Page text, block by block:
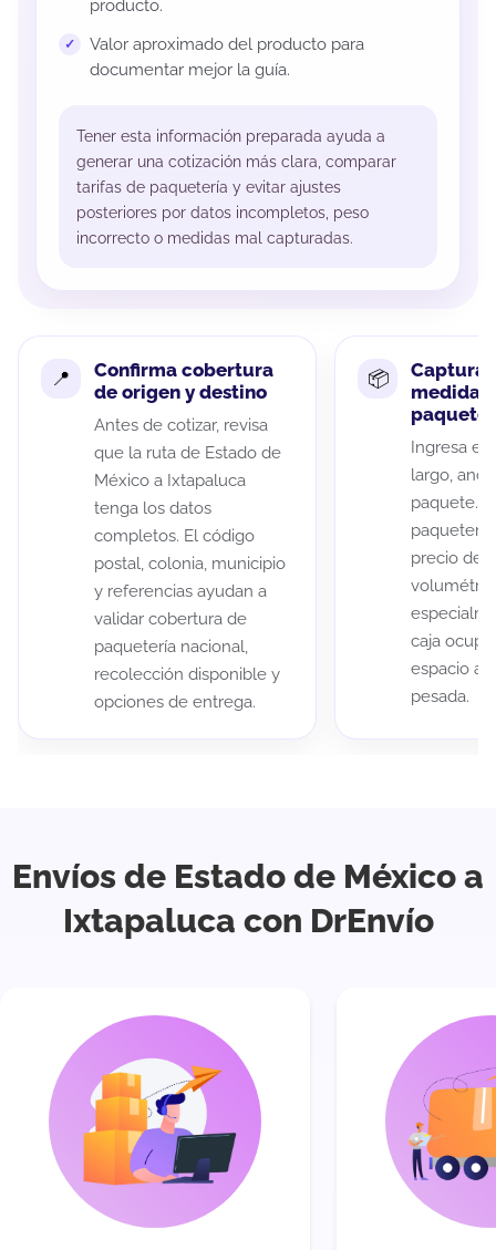
producto.
Valor aproximado del producto para
documentar mejor la guía.
Tener esta información preparada ayuda a
generar una cotización más clara, comparar
tarifas de paquetería y evitar ajustes
posteriores por datos incompletos, peso
incorrecto o medidas mal capturadas.
Confirma cobertura
de origen y destino
Antes de cotizar, revisa
que la ruta de Estado de
México a Ixtapaluca
tenga los datos
completos. El código
postal, colonia, municipio
y referencias ayudan a
validar cobertura de
paquetería nacional,
recolección disponible y
opciones de entrega.
Captura
medidas
paquete
Ingresa el
largo,
paquete.
precio de
caja
espacio
pesada.
Envíos de Estado de México a
Ixtapaluca con DrEnvío